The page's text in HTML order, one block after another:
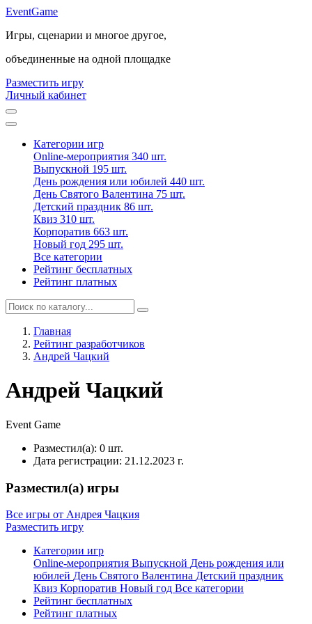
EventGame
Игры, сценарии и многое другое,
объединенные на одной площадке
Разместить игру
Личный кабинет
Категории игр
Online-мероприятия 340 шт.
Выпускной 195 шт.
День рождения или юбилей 440 шт.
День Святого Валентина 75 шт.
Детский праздник 86 шт.
Квиз 310 шт.
Корпоратив 663 шт.
Новый год 295 шт.
Все категории
Рейтинг бесплатных
Рейтинг платных
Главная
Рейтинг разработчиков
Андрей Чацкий
Андрей Чацкий
Event Game
Разместил(а): 0 шт.
Дата регистрации: 21.12.2023 г.
Разместил(а) игры
Все игры от Андрея Чацкия
Разместить игру
Категории игр
Online-мероприятия Выпускной День рождения или
юбилей День Святого Валентина Детский праздник
Квиз Корпоратив Новый год Все категории
Рейтинг бесплатных
Рейтинг платных